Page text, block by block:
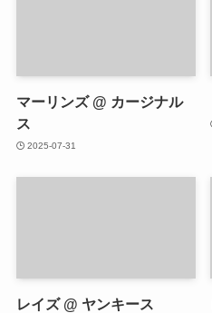
マーリンズ @ カージナル
ス
2025-07-31
レイズ @ ヤンキース